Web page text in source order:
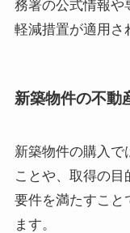
務署の公式情報や
軽減措置が適用さ
新築物件の不動
新築物件の購入で
ことや、取得の
要件を満たすこと
ます。